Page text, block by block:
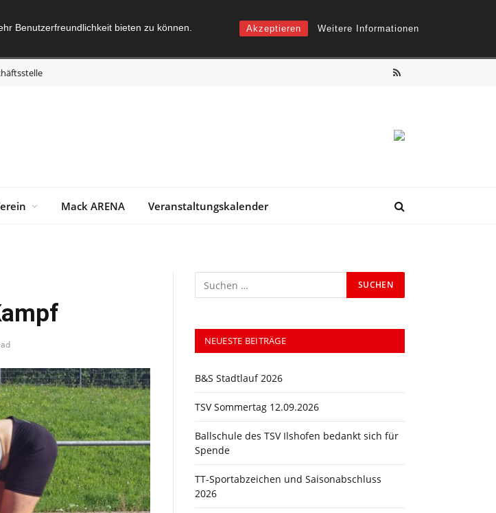
Benutzerfreundlichkeit bieten zu können. Akzeptieren Weitere Informationen
RSS
Mack ARENA Veranstaltungskalender
NEUESTE BEITRÄGE
B&S Stadtlauf 2026
TSV Sommertag 12.09.2026
Ballschule des TSV Ilshofen bedankt sich für
Spende
TT-Sportabzeichen und Saisonabschluss
2026